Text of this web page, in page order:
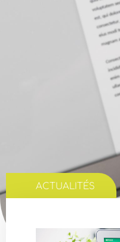
ACTUALITÉS